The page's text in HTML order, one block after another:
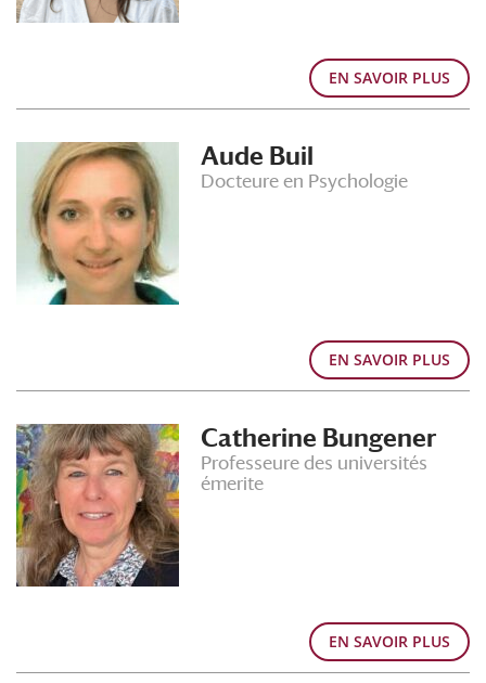
EN SAVOIR PLUS
Aude Buil
Docteure en Psychologie
EN SAVOIR PLUS
Catherine Bungener
Professeure des universités
émerite
EN SAVOIR PLUS